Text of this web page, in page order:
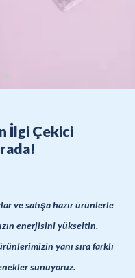
İlgi Çekici
ve satışa hazır ürünlerle
enerjisini yükseltin.
yanı sıra farklı
sunuyoruz.